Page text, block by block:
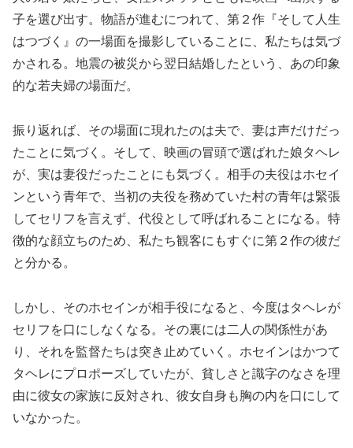
子を選び出す。物語が進むにつれて、第２作『そして人生
はつづく』の一場面を撮影していることに、私たちは気づ
かされる。地震の被災から翌日結婚したという、あの印象
的な若夫婦の場面だ。
振り返れば、その場面に現れたのは夫で、妻は声だけだっ
たことに気づく。そして、映画の冒頭で選ばれた娘タヘレ
が、実は妻役だったことにも気づく。相手の夫役はホセイ
ンという青年で、当初の夫役を務めていた村の青年は緊張
してセリフを言えず、代役として呼ばれることになる。特
徴的な顔立ちのため、私たち観客にもすぐに第２作の彼だ
と分かる。
しかし、そのホセインが相手役になると、今度はタヘレが
セリフを口にしなくなる。その裏には二人の関係性があ
り、それを監督たちは突き止めていく。ホセインはかつて
タヘレにプロポーズしていたが、貧しさと識字のなさを理
由に彼女の家族に反対され、彼女自身も胸の内を口にして
いなかった。